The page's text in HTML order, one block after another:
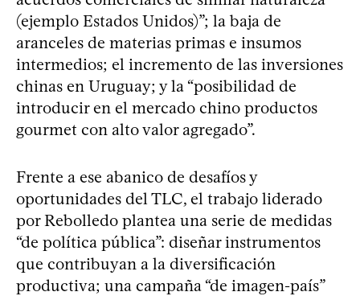
(ejemplo Estados Unidos)”; la baja de
aranceles de materias primas e insumos
intermedios; el incremento de las inversiones
chinas en Uruguay; y la “posibilidad de
introducir en el mercado chino productos
gourmet con alto valor agregado”.
Frente a ese abanico de desafíos y
oportunidades del TLC, el trabajo liderado
por Rebolledo plantea una serie de medidas
“de política pública”: diseñar instrumentos
que contribuyan a la diversificación
productiva; una campaña “de imagen-país”